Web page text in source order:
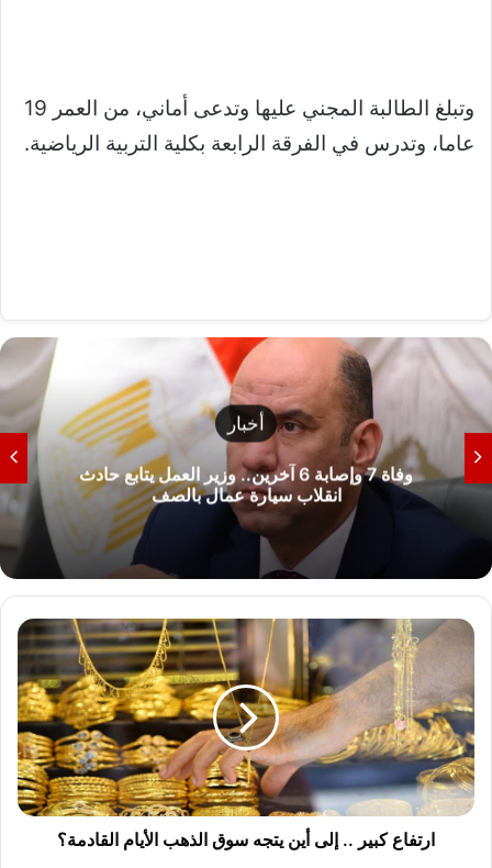
وتبلغ الطالبة المجني عليها وتدعى أماني، من العمر 19
عاما، وتدرس في الفرقة الرابعة بكلية التربية الرياضية.
أخبار
وفاة 7 وإصابة 6 آخرين.. وزير العمل يتابع حادث
انقلاب سيارة عمال بالصف
ا
ر
ف
ا
ع
ك
ب
ي
ارتفاع كبير .. إلى أين يتجه سوق الذهب الأيام القادمة؟